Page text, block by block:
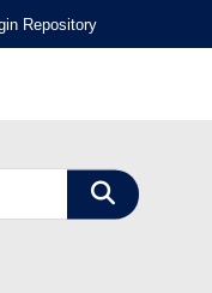
Repository